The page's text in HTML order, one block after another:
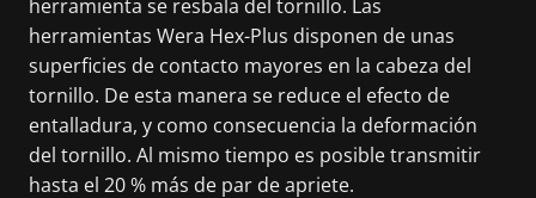
herramienta se resbala del tornillo. Las
herramientas Wera Hex-Plus disponen de unas
superficies de contacto mayores en la cabeza del
tornillo. De esta manera se reduce el efecto de
entalladura, y como consecuencia la deformación
del tornillo. Al mismo tiempo es posible transmitir
hasta el 20 % más de par de apriete.